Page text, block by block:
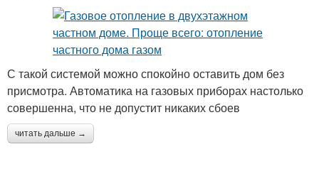
С такой системой можно спокойно оставить дом без
присмотра. Автоматика на газовых приборах настолько
совершенна, что не допустит никаких сбоев
читать дальше →